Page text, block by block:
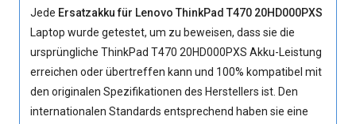
Jede Ersatzakku für Lenovo ThinkPad T470 20HD000PXS
Laptop wurde getestet, um zu beweisen, dass sie die
ursprünglicheThinkPad T470 20HD000PXS Akku-Leistung
erreichen oder übertreffen kann und 100% kompatibel mit
den originalen Spezifikationen des Herstellers ist. Den
internationalen Standards entsprechend haben sie eine